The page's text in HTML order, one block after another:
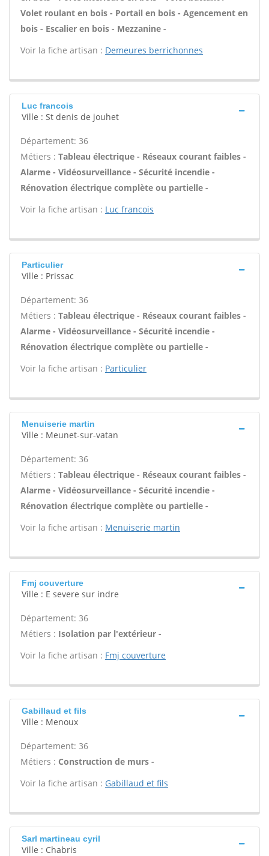
Volet roulant en bois - Portail en bois - Agencement en
bois - Escalier en bois - Mezzanine -
Voir la fiche artisan : Demeures berrichonnes
Luc francois
Ville : St denis de jouhet
Département: 36
Métiers : Tableau électrique - Réseaux courant faibles -
Alarme - Vidéosurveillance - Sécurité incendie -
Rénovation électrique complète ou partielle -
Voir la fiche artisan : Luc francois
Particulier
Ville : Prissac
Département: 36
Métiers : Tableau électrique - Réseaux courant faibles -
Alarme - Vidéosurveillance - Sécurité incendie -
Rénovation électrique complète ou partielle -
Voir la fiche artisan : Particulier
Menuiserie martin
Ville : Meunet-sur-vatan
Département: 36
Métiers : Tableau électrique - Réseaux courant faibles -
Alarme - Vidéosurveillance - Sécurité incendie -
Rénovation électrique complète ou partielle -
Voir la fiche artisan : Menuiserie martin
Fmj couverture
Ville : E severe sur indre
Département: 36
Métiers : Isolation par l'extérieur -
Voir la fiche artisan : Fmj couverture
Gabillaud et fils
Ville : Menoux
Département: 36
Métiers : Construction de murs -
Voir la fiche artisan : Gabillaud et fils
Sarl martineau cyril
Ville : Chabris